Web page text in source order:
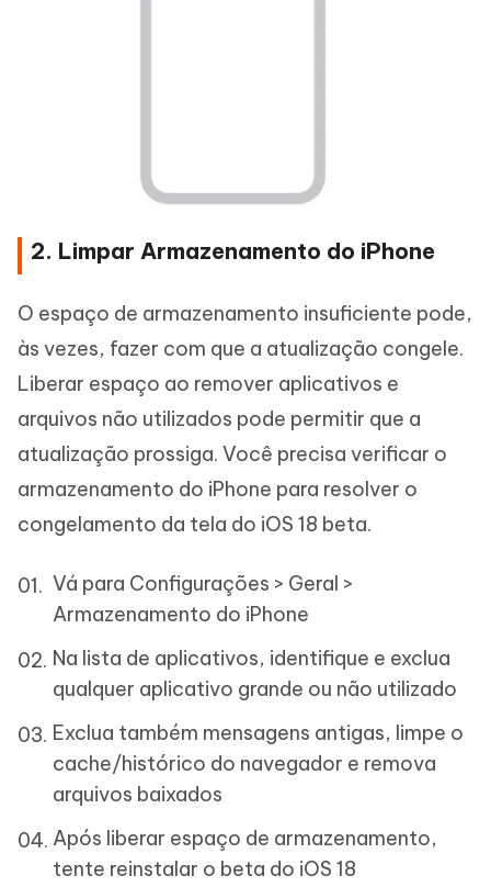
2. Limpar Armazenamento do iPhone
O espaço de armazenamento insuficiente pode,
às vezes, fazer com que a atualização congele.
Liberar espaço ao remover aplicativos e
arquivos não utilizados pode permitir que a
atualização prossiga. Você precisa verificar o
armazenamento do iPhone para resolver o
congelamento da tela do iOS 18 beta.
Vá para Configurações > Geral >
Armazenamento do iPhone
Na lista de aplicativos, identifique e exclua
qualquer aplicativo grande ou não utilizado
Exclua também mensagens antigas, limpe o
cache/histórico do navegador e remova
arquivos baixados
Após liberar espaço de armazenamento,
tente reinstalar o beta do iOS 18